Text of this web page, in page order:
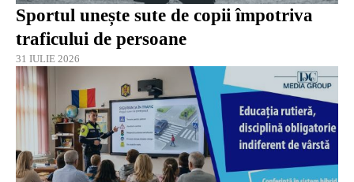
Sportul unește sute de copii împotriva
traficului de persoane
31 IULIE 2026